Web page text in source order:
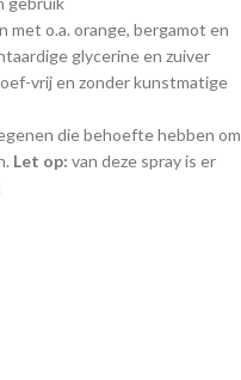
met o.a. orange, bergamot en
glycerine en zuiver
vrij en zonder kunstmatige
die behoefte hebben om
Let op: van deze spray is er